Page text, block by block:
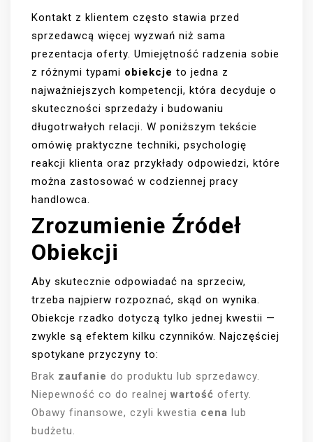
Kontakt z klientem często stawia przed
sprzedawcą więcej wyzwań niż sama
prezentacja oferty. Umiejętność radzenia sobie
z różnymi typami obiekcje to jedna z
najważniejszych kompetencji, która decyduje o
skuteczności sprzedaży i budowaniu
długotrwałych relacji. W poniższym tekście
omówię praktyczne techniki, psychologię
reakcji klienta oraz przykłady odpowiedzi, które
można zastosować w codziennej pracy
handlowca.
Zrozumienie Źródeł
Obiekcji
Aby skutecznie odpowiadać na sprzeciw,
trzeba najpierw rozpoznać, skąd on wynika.
Obiekcje rzadko dotyczą tylko jednej kwestii —
zwykle są efektem kilku czynników. Najczęściej
spotykane przyczyny to:
Brak zaufanie do produktu lub sprzedawcy.
Niepewność co do realnej wartość oferty.
Obawy finansowe, czyli kwestia cena lub
budżetu.